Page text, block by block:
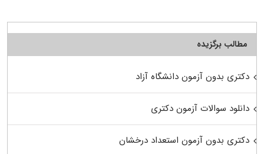
مطالب برگزیده
دکتری بدون آزمون دانشگاه آزاد
دانلود سوالات آزمون دکتری
دکتری بدون آزمون استعداد درخشان